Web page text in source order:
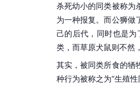
杀死幼小的同类被称为
为一种报复。而公狮做
己的后代，同时也是
类，而草原犬鼠则不然
其实，被同类所食的牺
种行为被称之为“生殖